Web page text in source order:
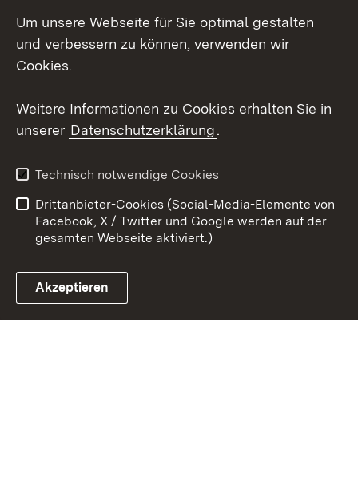
Mastodon
Youtube
Link zum Landesportal
Kontakt
Datenschutz
Barrierefreiheit
Impressum Cookies
Um unsere Webseite für Sie optimal gestalten
und verbessern zu können, verwenden wir
Cookies.
Weitere Informationen zu Cookies erhalten Sie in
unserer Datenschutzerklärung.
Technisch notwendige Cookies
Drittanbieter-Cookies (Social-Media-Elemente von
Facebook, X / Twitter und Google werden auf der
gesamten Webseite aktiviert.)
Akzeptieren